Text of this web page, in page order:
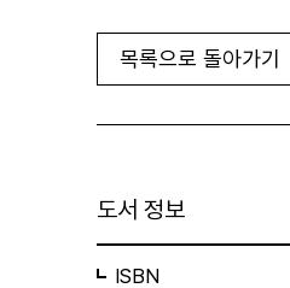
목록으로 돌아가기
도서 정보
ISBN